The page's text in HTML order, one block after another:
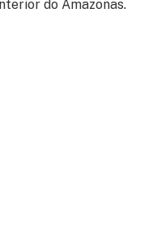
do Amazonas.